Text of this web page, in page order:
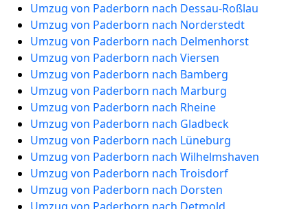
Umzug von Paderborn nach Dessau-Roßlau
Umzug von Paderborn nach Norderstedt
Umzug von Paderborn nach Delmenhorst
Umzug von Paderborn nach Viersen
Umzug von Paderborn nach Bamberg
Umzug von Paderborn nach Marburg
Umzug von Paderborn nach Rheine
Umzug von Paderborn nach Gladbeck
Umzug von Paderborn nach Lüneburg
Umzug von Paderborn nach Wilhelmshaven
Umzug von Paderborn nach Troisdorf
Umzug von Paderborn nach Dorsten